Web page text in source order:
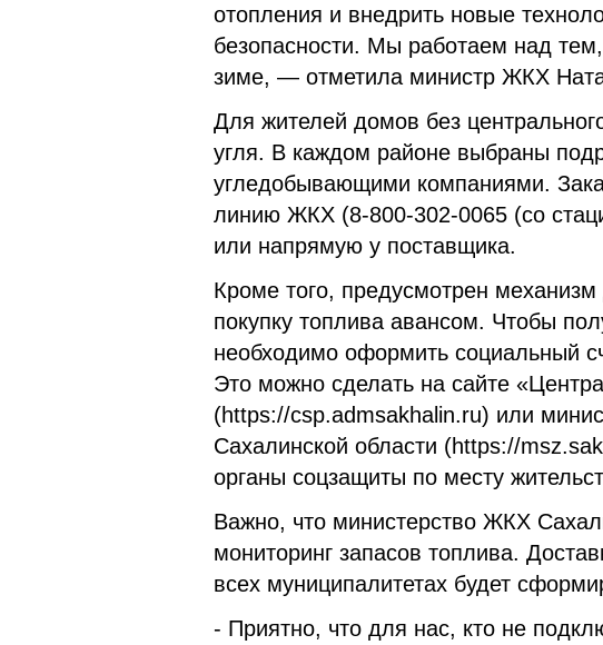
отопления и внедрить новые
безопасности. Мы работаем над
зиме, — отметила министр ЖКХ
Для жителей домов без
угля. В каждом районе выбраны
угледобывающими компаниями.
линию ЖКХ (8-800-302-0065 (со
или напрямую у поставщика.
Кроме того, предусмотрен
покупку топлива авансом. Чтобы
необходимо оформить социальный
Это можно сделать на сайте
(https://csp.admsakhalin.ru) или
Сахалинской области (https://
органы соцзащиты по месту
Важно, что министерство ЖКХ
мониторинг запасов топлива.
всех муниципалитетах будет
- Приятно, что для нас, кто не